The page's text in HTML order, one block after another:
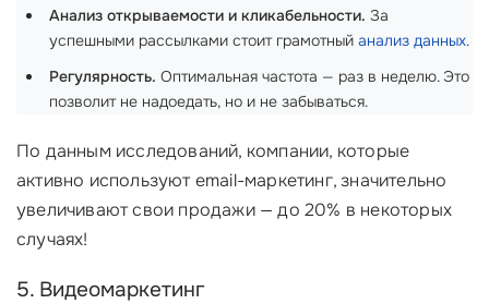
Анализ открываемости и кликабельности. За
успешными рассылками стоит грамотный анализ данных.
Регулярность. Оптимальная частота — раз в неделю. Это
позволит не надоедать, но и не забываться.
По данным исследований, компании, которые
активно используют email-маркетинг, значительно
увеличивают свои продажи — до 20% в некоторых
случаях!
5. Видеомаркетинг